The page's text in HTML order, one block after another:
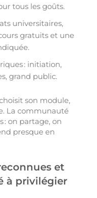
tous les goûts.
universitaires,
gratuits et une
: initiation,
grand public.
son module,
La communauté
: on partage, on
presque en
et
à privilégier